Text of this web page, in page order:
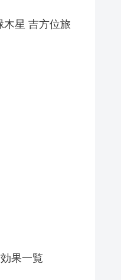
木星 吉方位旅
果一覧